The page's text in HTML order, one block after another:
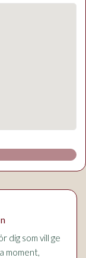
dig som vill ge
moment,